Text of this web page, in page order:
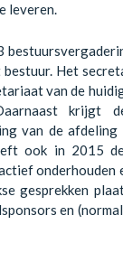
leveren.
Het
van de
krijgt
van de afdeling
ook in 2015
onderhouden
gesprekken
en